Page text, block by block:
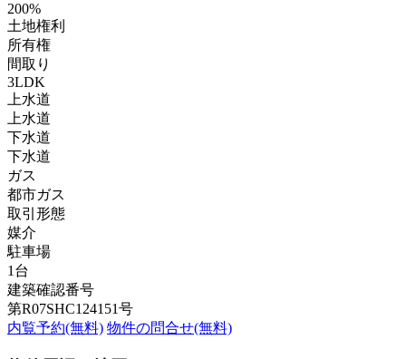
200%
土地権利
所有権
間取り
3LDK
上水道
上水道
下水道
下水道
ガス
都市ガス
取引形態
媒介
駐車場
1台
建築確認番号
第R07SHC124151号
内覧予約(無料) 物件の問合せ(無料)